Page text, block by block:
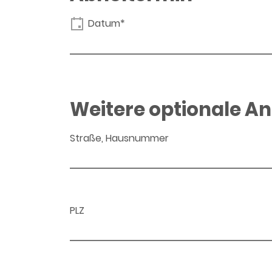
Datum*
Weitere optionale
Straße, Hausnummer
PLZ